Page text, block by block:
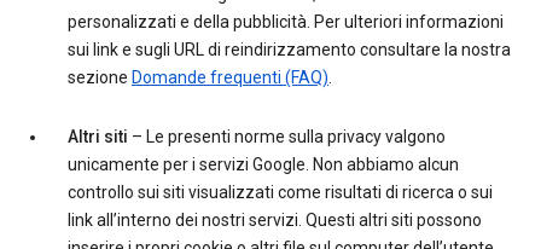
personalizzati e della pubblicità. Per ulteriori informazioni
sui link e sugli URL di reindirizzamento consultare la nostra
sezione Domande frequenti (FAQ)
Altri siti – Le presenti norme sulla privacy valgono
unicamente per i servizi Google. Non abbiamo alcun
controllo sui siti visualizzati come risultati di ricerca o sui
link all’interno dei nostri servizi. Questi altri siti possono